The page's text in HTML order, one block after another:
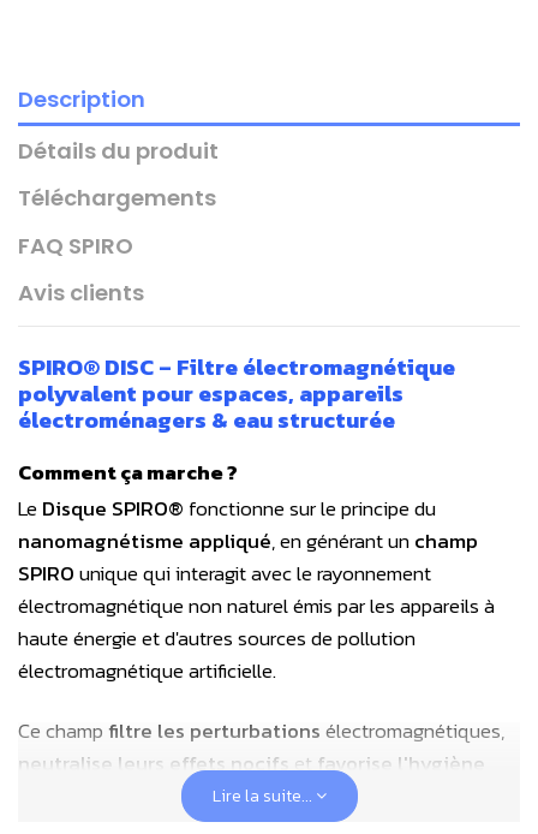
Description
Détails du produit
Téléchargements
FAQ SPIRO
Avis clients
SPIRO® DISC – Filtre électromagnétique
polyvalent pour espaces, appareils
électroménagers & eau structurée
Comment ça marche ?
LeDisque SPIRO® fonctionne sur le principe du
nanomagnétisme appliqué, en générant unchamp
SPIROunique qui interagit avec le rayonnement
électromagnétique non naturel émis par les appareils à
haute énergie et d'autres sources de pollution
électromagnétique artificielle.
Ce champfiltre les perturbationsélectromagnétiques,
neutralise leurs effets nocifsetfavorise l'hygiène
électromagnétique
dans les espaces de vie et de
Lire la suite...